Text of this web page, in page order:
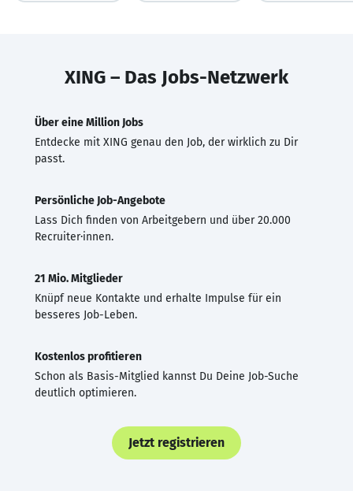
XING – Das Jobs-Netzwerk
Über eine Million Jobs
Entdecke mit XING genau den Job, der wirklich zu Dir
passt.
Persönliche Job-Angebote
Lass Dich finden von Arbeitgebern und über 20.000
Recruiter·innen.
21 Mio. Mitglieder
Knüpf neue Kontakte und erhalte Impulse für ein
besseres Job-Leben.
Kostenlos profitieren
Schon als Basis-Mitglied kannst Du Deine Job-Suche
deutlich optimieren.
Jetzt registrieren